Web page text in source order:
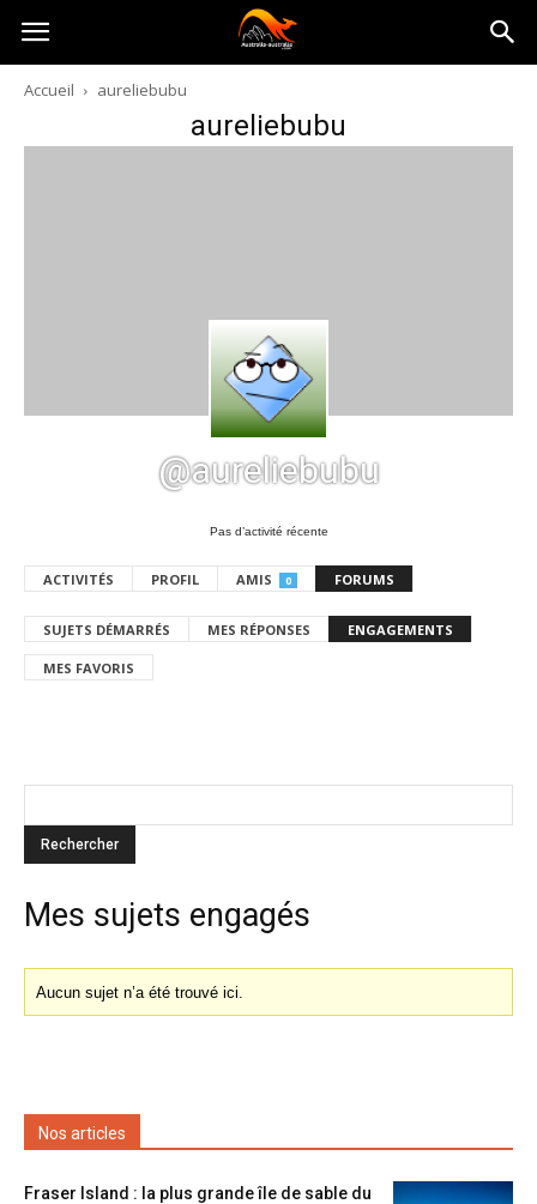
Australia-
australie.com
Accueil aureliebubu
aureliebubu
@aureliebubu
Pas d’activité récente
ACTIVITÉS PROFIL AMIS 0 FORUMS
SUJETS DÉMARRÉS MES RÉPONSES ENGAGEMENTS
MES FAVORIS
Mes sujets engagés
Aucun sujet n’a été trouvé ici.
Nos articles
Fraser Island : la plus grande île de sable du